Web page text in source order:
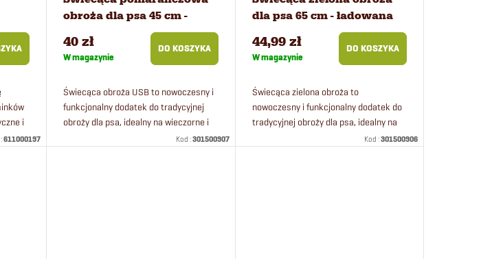
i
:611000197
obroża dla psa 45 cm -
40 zł
W magazynie
DO KOSZYKA
Świecąca obroża USB to nowoczesny i
funkcjonalny dodatek do tradycyjnej
obroży dla psa, idealny na wieczorne i
Kod :301500907
dla psa 65 cm - ładowana
44,99 zł
W magazynie
DO KOSZYKA
Świecąca zielona obroża to
nowoczesny i funkcjonalny dodatek do
tradycyjnej obroży dla psa, idealny na
wieczorne i nocne spacery. Dzięki
Kod :301500906